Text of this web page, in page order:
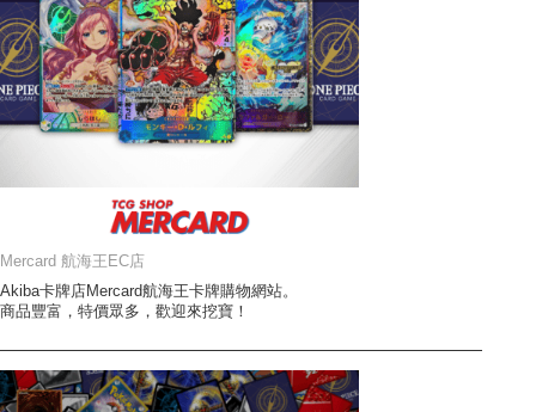
Mercard 航海王EC店
Akiba卡牌店Mercard航海王卡牌購物網站。
商品豐富，特價眾多，歡迎來挖寶！